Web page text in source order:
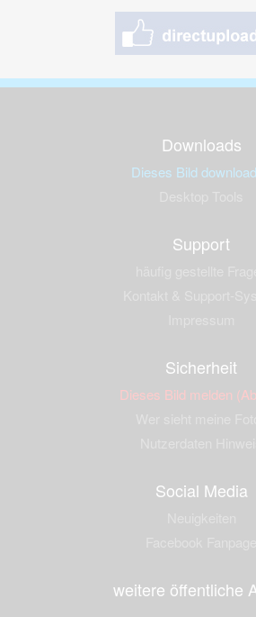
Downloads
Dieses Bild
Support
Sicherheit
Dieses Bild melden
Social Media
weitere öffentliche